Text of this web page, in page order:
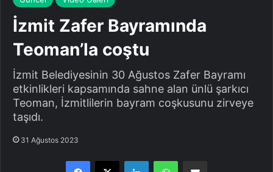
İzmit Zafer Bayramında
Teoman’la coştu
İzmit Belediyesinin 30 Ağustos Zafer Bayramı
etkinlikleri kapsamında sahne alan ünlü şarkıcı
Teoman, İzmitlilerin bayram coşkusunu zirveye
taşıdı.
31 Ağustos 2023